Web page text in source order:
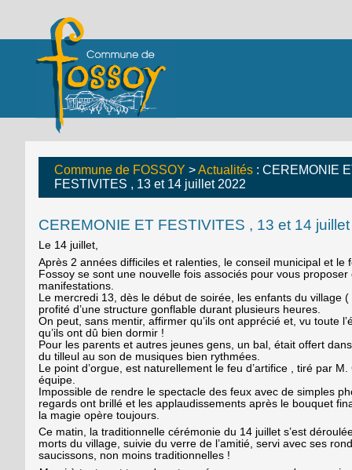
Commune de FOSSOY >Actualités: CEREMONIE
FESTIVITES , 13 et 14 juillet 2022
CEREMONIE ET FESTIVITES , 13 et 14
Le 14 juillet,
Après 2 années difficiles et ralenties, le conseil municipal et le
Fossoy se sont une nouvelle fois associés pour vous proposer
manifestations.
Le mercredi 13, dès le début de soirée, les enfants du village (
profité d’une structure gonflable durant plusieurs heures.
On peut, sans mentir, affirmer qu’ils ont apprécié et, vu toute
qu’ils ont dû bien dormir !
Pour les parents et autres jeunes gens, un bal, était offert
du tilleul au son de musiques bien rythmées.
Le point d’orgue, est naturellement le feu d’artifice , tiré par
équipe.
Impossible de rendre le spectacle des feux avec de simples
regards ont brillé et les applaudissements après le bouquet
la magie opère toujours.
Ce matin, la traditionnelle cérémonie du 14 juillet s’est
morts du village, suivie du verre de l’amitié, servi avec ses
saucissons, non moins traditionnelles !